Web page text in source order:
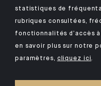
statistiques de
rubriques consultées,
fonctionnalités d’accès
en savoir plus sur notre
paramètres, cliquez ici.